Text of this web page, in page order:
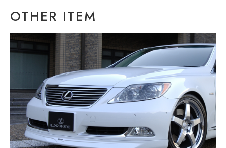
OTHER ITEM